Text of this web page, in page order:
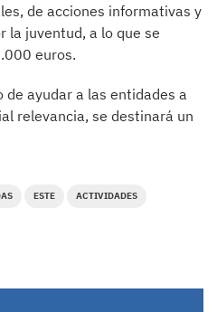
de acciones informativas y
la juventud, a lo que se
euros.
ayudar a las entidades a
relevancia, se destinará un
ESTE ACTIVIDADES